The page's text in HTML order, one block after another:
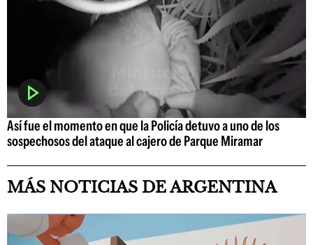
Así fue el momento en que la Policía detuvo a uno de los
sospechosos del ataque al cajero de Parque Miramar
MÁS NOTICIAS DE ARGENTINA